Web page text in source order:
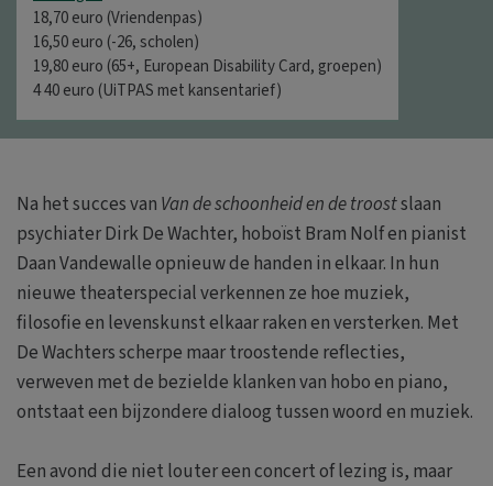
Na het succes van Van de schoonheid en de troostslaan
psychiater Dirk De Wachter, hoboïst Bram Nolf en pianist
Daan Vandewalle opnieuw de handen in elkaar. In hun
nieuwe theaterspecial verkennen ze hoe muziek,
filosofie en levenskunst elkaar raken en versterken. Met
De Wachters scherpe maar troostende reflecties,
verweven met de bezielde klanken van hobo en piano,
ontstaat een bijzondere dialoog tussen woord en muziek.
Een avond die niet louter een concert of lezing is, maar
18,70 euro (Vriendenpas)
16,50 euro (-26, scholen)
19,80 euro (65+, European Disability Card, groepen)
4 40 euro (UiTPAS met kansentarief)